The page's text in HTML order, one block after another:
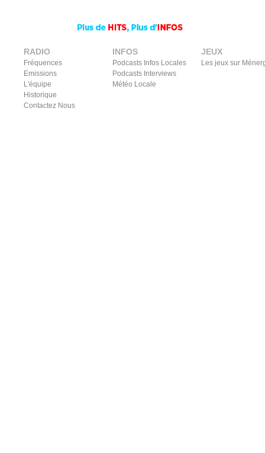
RADIO
Fréquences
Emissions
L'équipe
Historique
Contactez Nous
INFOS
Podcasts Infos Locales
Podcasts Interviews
Météo Locale
JEUX
Les jeux sur